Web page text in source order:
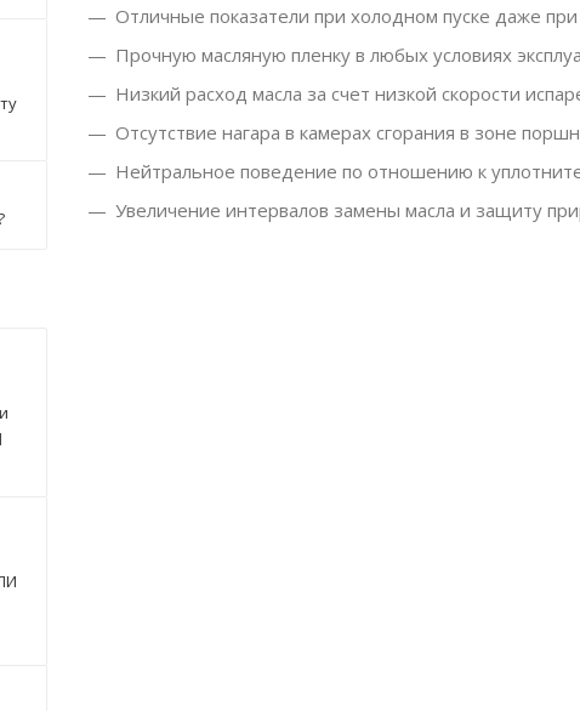
Отличные показатели при холодном пуске даже
Прочную масляную пленку в любых условиях
Низкий расход масла за счет низкой скорости
Отсутствие нагара в камерах сгорания в зоне
Нейтральное поведение по отношению к
Увеличение интервалов замены масла и защиту